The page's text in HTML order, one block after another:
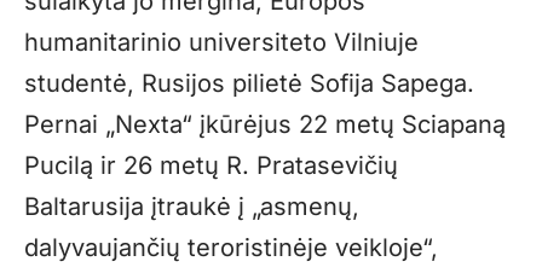
humanitarinio universiteto Vilniuje
studentė, Rusijos pilietė Sofija Sapega.
Pernai „Nexta“ įkūrėjus 22 metų Sciapaną
Pucilą ir 26 metų R. Pratasevičių
Baltarusija įtraukė į „asmenų,
dalyvaujančių teroristinėje veikloje“,